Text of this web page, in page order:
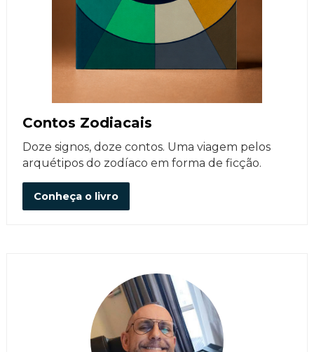
Contos Zodiacais
Doze signos, doze contos. Uma viagem pelos
arquétipos do zodíaco em forma de ficção.
Conheça o livro